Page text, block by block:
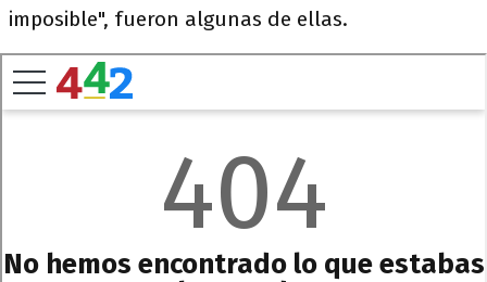
imposible", fueron algunas de ellas.